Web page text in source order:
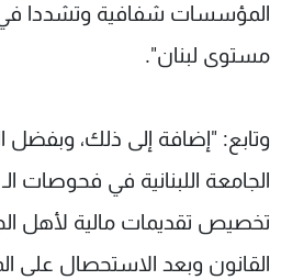
المؤسسات شفافية وتشددا في
مستوى لبنان".
وتابع: "إضافة إلى ذلك، وبفضل
تخصيص تقديمات مالية لأهل
القانون وبعد الاستحصال على